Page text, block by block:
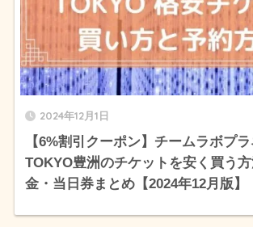
2024年12月1日
【6%割引クーポン】チームラボプ
TOKYO豊洲のチケットを安く買う
金・当日券まとめ【2024年12月版】